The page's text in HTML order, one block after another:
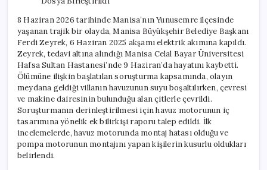
Birleştirildi
için
8 Haziran 2026 tarihinde Manisa’nın Yunusemre ilçesinde
yaşanan trajik bir olayda, Manisa Büyükşehir Belediye Başkanı
Ferdi Zeyrek, 6 Haziran 2025 akşamı elektrik akımına kapıldı.
Zeyrek, tedavi altına alındığı Manisa Celal Bayar Üniversitesi
Hafsa Sultan Hastanesi’nde 9 Haziran’da hayatını kaybetti.
Ölümüne ilişkin başlatılan soruşturma kapsamında, olayın
meydana geldiği villanın havuzunun suyu boşaltılırken, çevresi
ve makine dairesinin bulunduğu alan çitlerle çevrildi.
Soruşturmanın derinleştirilmesi için havuz motorunun iç
tasarımına yönelik ek bilirkişi raporu talep edildi. İlk
incelemelerde, havuz motorunda montaj hatası olduğu ve
pompa motorunun montajını yapan kişilerin kusurlu oldukları
belirlendi.